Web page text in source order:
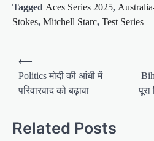
Tagged Aces Series 2025,
Stokes, Mitchell Starc, Test Series
n
⟵
Politics मोदी की आंधी में
परिवारवाद को बढ़ावा
पूरा
Related Posts